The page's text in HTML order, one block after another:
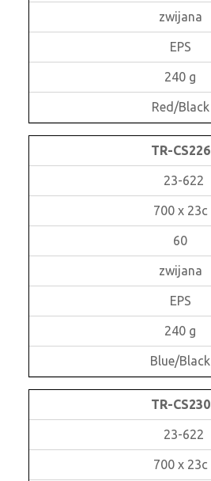
zwijana
EPS
240 g
Red/Black
TR-CS226
23-622
700 x 23c
60
zwijana
EPS
240 g
Blue/Black
TR-CS230
23-622
700 x 23c